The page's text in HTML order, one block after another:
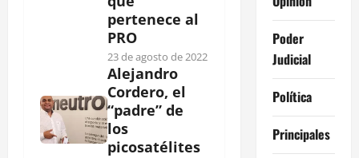
pertenece al
PRO
23 de agosto de 2022
Alejandro
Cordero, el
“padre” de
los
picosatélites
Poder
Judicial
Política
Principales